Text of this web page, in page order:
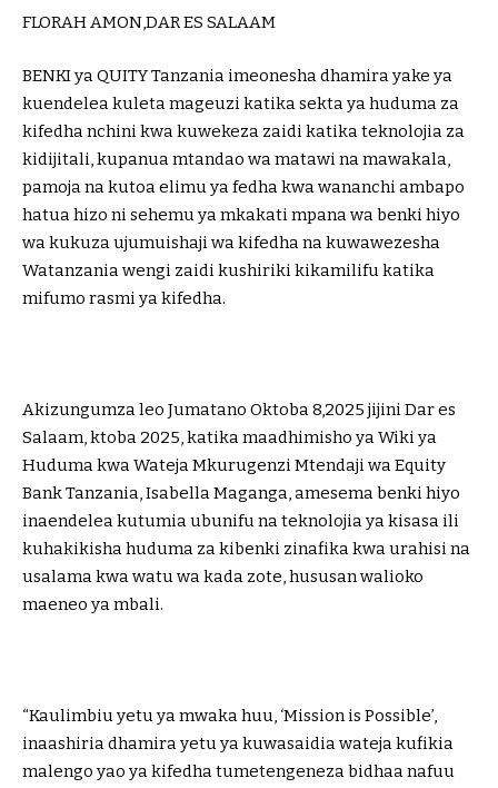
FLORAH AMON,DAR ES SALAAM
BENKI ya QUITY Tanzania imeonesha dhamira yake ya
kuendelea kuleta mageuzi katika sekta ya huduma za
kifedha nchini kwa kuwekeza zaidi katika teknolojia za
kidijitali, kupanua mtandao wa matawi na mawakala,
pamoja na kutoa elimu ya fedha kwa wananchi ambapo
hatua hizo ni sehemu ya mkakati mpana wa benki hiyo
wa kukuza ujumuishaji wa kifedha na kuwawezesha
Watanzania wengi zaidi kushiriki kikamilifu katika
mifumo rasmi ya kifedha.
Akizungumza leo Jumatano Oktoba 8,2025 jijini Dar es
Salaam, ktoba 2025, katika maadhimisho ya Wiki ya
Huduma kwa Wateja Mkurugenzi Mtendaji wa Equity
Bank Tanzania, Isabella Maganga, amesema benki hiyo
inaendelea kutumia ubunifu na teknolojia ya kisasa ili
kuhakikisha huduma za kibenki zinafika kwa urahisi na
usalama kwa watu wa kada zote, hususan walioko
maeneo ya mbali.
“Kaulimbiu yetu ya mwaka huu, ‘Mission is Possible’,
inaashiria dhamira yetu ya kuwasaidia wateja kufikia
malengo yao ya kifedha tumetengeneza bidhaa nafuu